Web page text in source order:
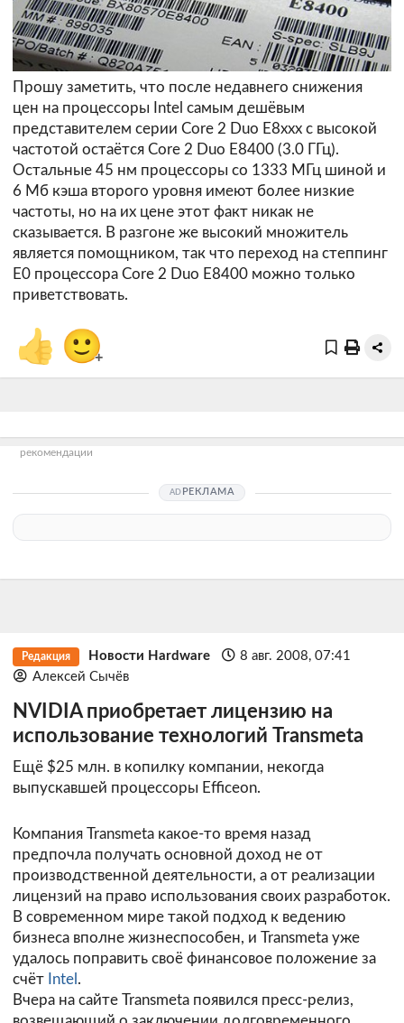
Прошу заметить, что после недавнего снижения
цен на процессоры Intel самым дешёвым
представителем серии Core 2 Duo E8xxx с высокой
частотой остаётся Core 2 Duo E8400 (3.0 ГГц).
Остальные 45 нм процессоры со 1333 МГц шиной и
6 Мб кэша второго уровня имеют более низкие
частоты, но на их цене этот факт никак не
сказывается. В разгоне же высокий множитель
является помощником, так что переход на степпинг
E0 процессора Core 2 Duo E8400 можно только
приветствовать.
👍 🙂+
рекомендации
РЕКЛАМА
Редакция Новости Hardware
8 авг. 2008, 07:41
Алексей Сычёв
NVIDIA приобретает лицензию на
использование технологий Transmeta
Ещё $25 млн. в копилку компании, некогда
выпускавшей процессоры Efficeon.
Компания Transmeta какое-то время назад
предпочла получать основной доход не от
производственной деятельности, а от реализации
лицензий на право использования своих разработок.
В современном мире такой подход к ведению
бизнеса вполне жизнеспособен, и Transmeta уже
удалось поправить своё финансовое положение за
счёт Intel .
Вчера на сайте Transmeta появился пресс-релиз,